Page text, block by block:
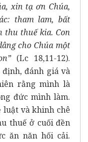
xin tạ ơn Chúa,
tham lam, bất
thu thuế kia. Con
cho Chúa một
(Lc 18,11-12).
đánh giá và
rằng mình là
đức mình làm.
luật và khinh chê
thuế ở cuối đền
ăn năn hối cải.